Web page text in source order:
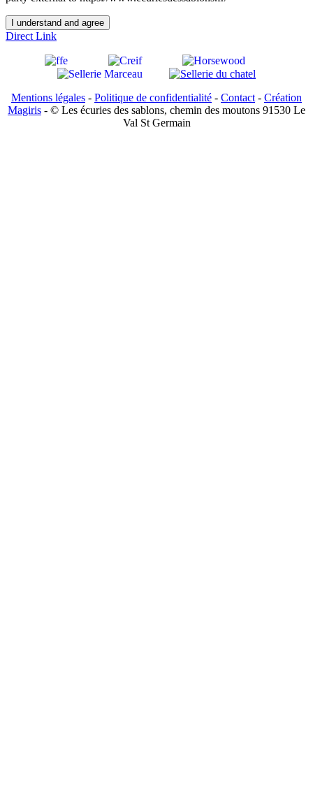
I understand and agree
Direct Link
Mentions légales - Politique de confidentialité - Contact - Création
Magiris - © Les écuries des sablons, chemin des moutons 91530 Le
Val St Germain